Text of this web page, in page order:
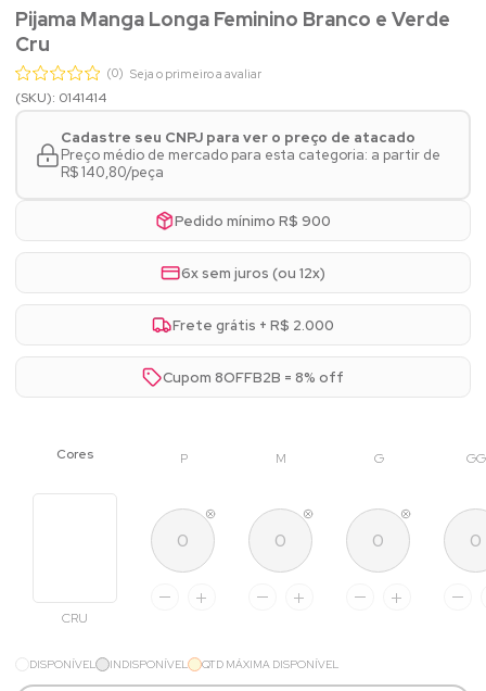
Pijama Manga Longa Feminino Branco e Verde
Cru
(0) Seja o primeiro a avaliar
(SKU): 0141414
Cadastre seu CNPJ para ver o preço de atacado
Preço médio de mercado para esta categoria: a partir de
R$ 140,80/peça
Pedido mínimo R$ 900
6x sem juros (ou 12x)
Frete grátis + R$ 2.000
Cupom 8OFFB2B = 8% off
P M G GG
CRU
DISPONÍVEL INDISPONÍVEL QTD MÁXIMA DISPONÍVEL